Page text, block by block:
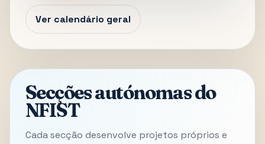
Ver calendário geral
Secções autónomas do
NFIST
Cada secção desenvolve projetos próprios e